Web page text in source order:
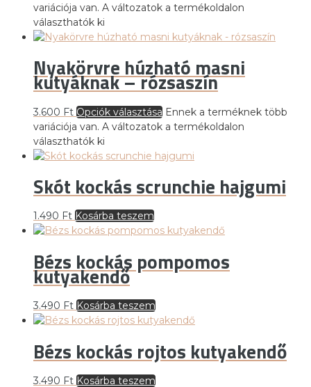
variációja van. A változatok a termékoldalon
választhatók ki
Nyakörvre húzható masni
kutyáknak – rózsaszín
3.600 Ft Opciók választása Ennek a terméknek több
variációja van. A változatok a termékoldalon
választhatók ki
Skót kockás scrunchie hajgumi
1.490 Ft Kosárba teszem
Bézs kockás pompomos
kutyakendő
3.490 Ft Kosárba teszem
Bézs kockás rojtos kutyakendő
3.490 Ft Kosárba teszem